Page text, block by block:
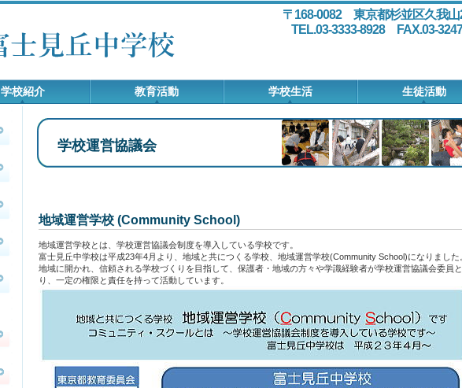
〒168-0082 東京都杉並区久我山
TEL.03-3333-8928 FAX.03-
学校運営協議会
地域運営学校 (Community School)
地域運営学校とは、学校運営協議会制度を導入している学校です。
富士見丘中学校は平成23年4月より、地域と共につくる学校、地域運営学校(Community School)になりました
地域に開かれ、信頼される学校づくりを目指して、保護者・地域の方々や学識経験者が学校運営協議会委員
り、一定の権限と責任を持って活動しています。
学校紹介 教育活動 学校生活 生徒活動